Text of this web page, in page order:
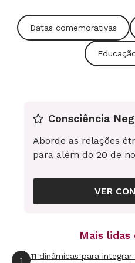
professor trabalhar
aula é entender que
floresta, de cabelo
representativo”, diz
Fundação Victor Civita.
Com uma pesquisa
sua produção artística,
em atividades, durante
pesquisar primeiro
indígenas estão
Datas comemorativas
Consciência
Aborde as relações
para além do 20 de
VER
Mais lidas
1 11 dinâmicas para